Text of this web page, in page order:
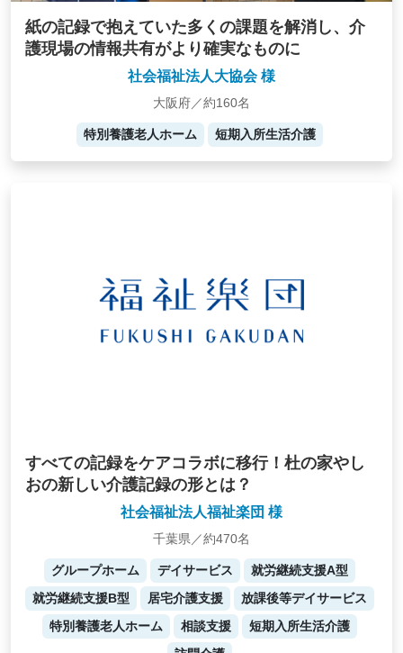
紙の記録で抱えていた多くの課題を解消し、介
護現場の情報共有がより確実なものに
社会福祉法人大協会 様
大阪府／約160名
特別養護老人ホーム 短期入所生活介護
すべての記録をケアコラボに移行！杜の家やし
おの新しい介護記録の形とは？
社会福祉法人福祉楽団 様
千葉県／約470名
グループホーム デイサービス
就労継続支援A型
就労継続支援B型
居宅介護支援
放課後等デイサービス
特別養護老人ホーム
相談支援
短期入所生活介護